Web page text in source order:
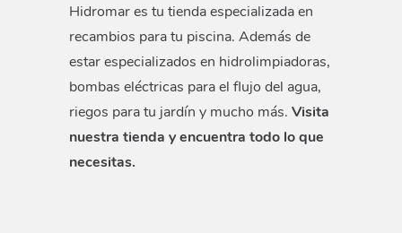
Hidromar es tu tienda especializada en
recambios para tu piscina. Además de
estar especializados en hidrolimpiadoras,
bombas eléctricas para el flujo del agua,
riegos para tu jardín y mucho más. Visita
nuestra tienda y encuentra todo lo que
necesitas.